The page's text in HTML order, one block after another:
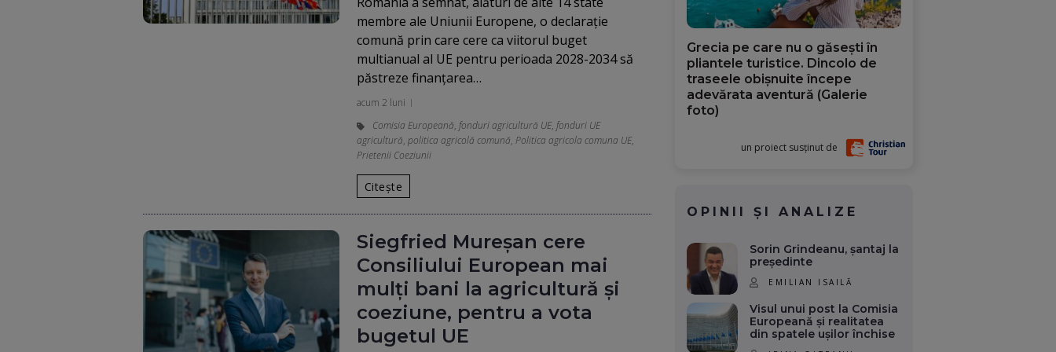
membre ale Uniunii Europene, o declarație
comună prin care cere ca viitorul buget
multianual al UE pentru perioada 2028-2034 să
păstreze finanțarea…
acum 2 luni
Comisia Europeană, fonduri agricultură UE, fonduri UE
agricultură, politica agricolă comună, Politica agricola comuna UE,
Prietenii Coeziunii
Citește
Siegfried Mureșan cere
Consiliului European mai
mulți bani la agricultură și
coeziune, pentru a vota
bugetul UE
Grecia pe care nu o găsești în
pliantele turistice. Dincolo de
traseele obișnuite începe
adevărata aventură (Galerie
foto)
un proiect susținut de
OPINII ȘI ANALIZE
Sorin Grindeanu, șantaj la
președinte
EMILIAN ISAILĂ
Visul unui post la Comisia
Europeană și realitatea
din spatele ușilor închise